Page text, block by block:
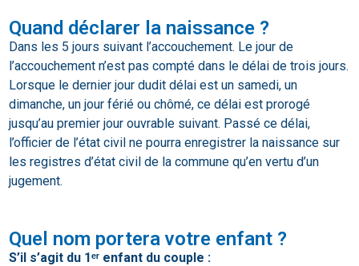
Quand déclarer la naissance ?
Dans les 5 jours suivant l’accouchement. Le jour de
l’accouchement n’est pas compté dans le délai de trois jours.
Lorsque le dernier jour dudit délai est un samedi, un
dimanche, un jour férié ou chômé, ce délai est prorogé
jusqu’au premier jour ouvrable suivant. Passé ce délai,
l’officier de l’état civil ne pourra enregistrer la naissance sur
les registres d’état civil de la commune qu’en vertu d’un
jugement.
Quel nom portera votre enfant ?
S’il s’agit du 1ᵉʳ enfant du couple :